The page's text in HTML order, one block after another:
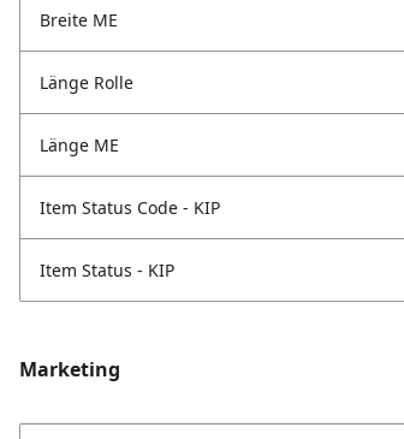
Breite ME
Länge Rolle
Länge ME
Item Status Code - KIP
Item Status - KIP
Marketing